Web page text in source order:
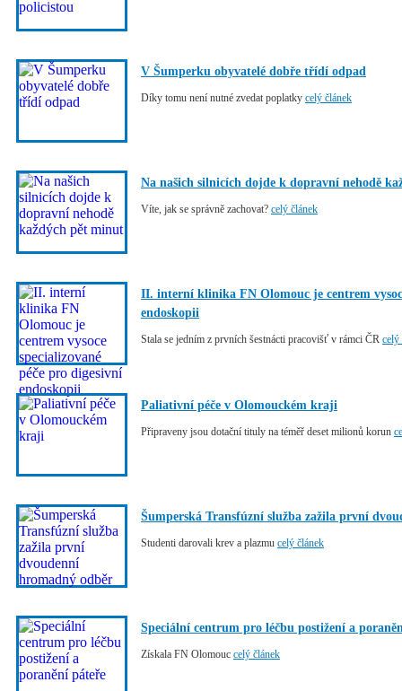
V Šumperku obyvatelé dobře třídí odpad
Díky tomu není nutné zvedat poplatky celý článek
Na našich silnicích dojde k dopravní nehodě
Víte, jak se správně zachovat? celý článek
II. interní klinika FN Olomouc je centrem
endoskopii
Stala se jedním z prvních šestnácti pracovišť v rámci ČR celý
Paliativní péče v Olomouckém kraji
Připraveny jsou dotační tituly na téměř deset milionů korun
Šumperská Transfúzní služba zažila první
Studenti darovali krev a plazmu celý článek
Speciální centrum pro léčbu postižení a
Získala FN Olomouc celý článek